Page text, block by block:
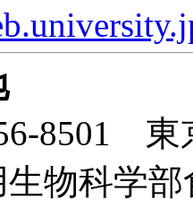
東京
物科学